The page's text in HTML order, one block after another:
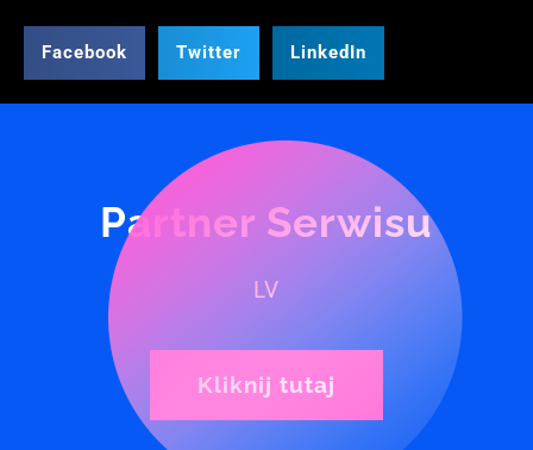
Facebook Twitter LinkedIn
Partner Serwisu
LV
Kliknij tutaj